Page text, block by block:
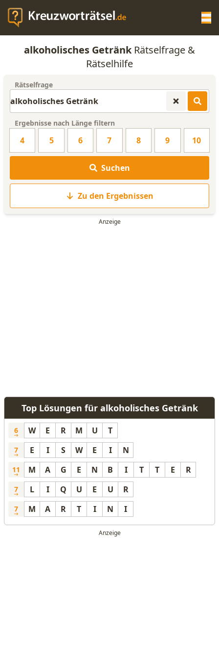
KREUZWORTRÄTSEL-HILFE
ANAGRAMM-GENERATOR
WORTLISTE
alkoholisches GetränkRätselfrage &
Rätselhilfe
Rätselfrage
Ergebnisse nach Länge filtern
4 5 6 7 8 9 10
Suchen
Zu den Ergebnissen
Top Lösungen für alkoholisches Getränk
6 W E R M U T
7 E I S W E I N
11 M A G E N B I T T E R
7 L I Q U E U R
7 M A R T I N I